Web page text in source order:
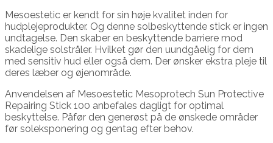
Mesoestetic er kendt for sin høje kvalitet inden for
hudplejeprodukter. Og denne solbeskyttende stick er ingen
undtagelse. Den skaber en beskyttende barriere mod
skadelige solstråler. Hvilket gør den uundgåelig for dem
med sensitiv hud eller også dem. Der ønsker ekstra pleje til
deres læber og øjenområde.
Anvendelsen af Mesoestetic Mesoprotech Sun Protective
Repairing Stick 100 anbefales dagligt for optimal
beskyttelse. Påfør den generøst på de ønskede områder
før soleksponering og gentag efter behov.